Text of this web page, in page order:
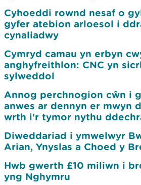
Cyhoeddi rownd nesaf o
gyfer atebion arloesol i
cynaliadwy
Cymryd camau yn erbyn
anghyfreithlon: CNC yn
sylweddol
Annog perchnogion cŵn i
anwes ar dennyn er mwyn
wrth i'r tymor nythu
Diweddariad i ymwelwyr
Arian, Ynyslas a Choed y
Hwb gwerth £10 miliwn i
yng Nghymru